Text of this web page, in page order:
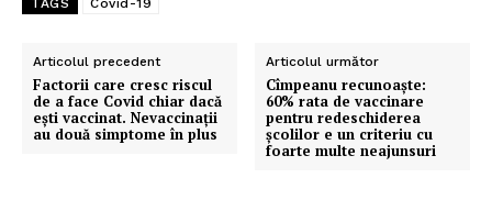
TAGS Covid-19
Articolul precedent
Factorii care cresc riscul
de a face Covid chiar dacă
eşti vaccinat. Nevaccinaţii
au două simptome în plus
Articolul următor
Cîmpeanu recunoaşte:
60% rata de vaccinare
pentru redeschiderea
şcolilor e un criteriu cu
foarte multe neajunsuri